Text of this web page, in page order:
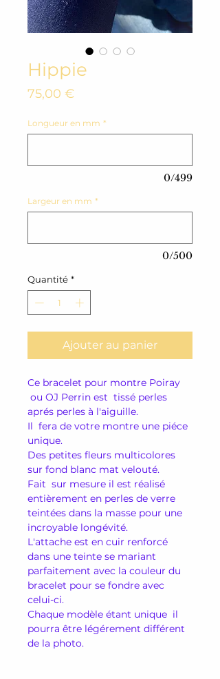
Hippie
75,00 €Prix
Longueur en mm *
0/499
Largeur en mm *
0/500
Quantité *
Ajouter au panier
Ce bracelet pour montre Poiray
ou OJ Perrin est tissé perles
aprés perles à l'aiguille.
Il fera de votre montre une piéce
unique.
Des petites fleurs multicolores
sur fond blanc mat velouté.
Fait sur mesure il est réalisé
entièrement en perles de verre
teintées dans la masse pour une
incroyable longévité.
L'attache est en cuir renforcé
dans une teinte se mariant
parfaitement avec la couleur du
bracelet pour se fondre avec
celui-ci.
Chaque modèle étant unique il
pourra être légérement différent
de la photo.